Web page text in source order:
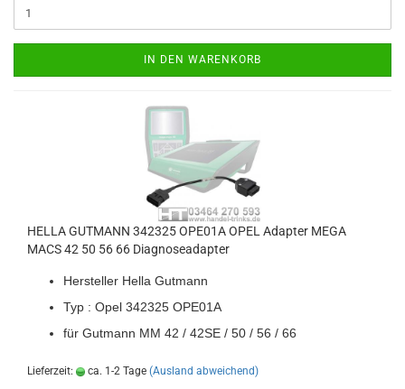
IN DEN WARENKORB
HELLA GUT­MANN 342325 OPE01A OPEL Ad­ap­ter MEGA
MACS 42 50 56 66 Dia­gno­se­ad­ap­ter
Her­stel­ler Hella Gut­mann
Typ : Opel 342325 OPE01A
für Gut­mann MM 42 / 42SE / 50 / 56 / 66
Lieferzeit: ca. 1-2 Tage (Ausland abweichend)